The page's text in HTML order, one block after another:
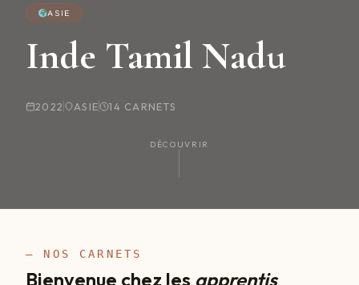
ASIE
Inde Tamil Nadu
2022 ASIE 14 CARNETS
DÉCOUVRIR
— NOS CARNETS
Bienvenue chez les apprentis